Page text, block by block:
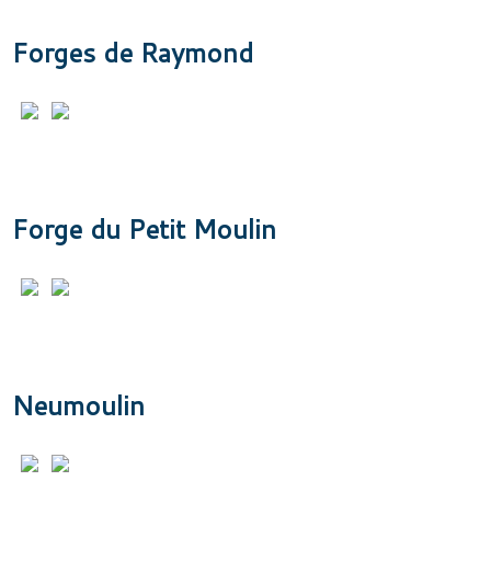
Forges de Raymond
Forge du Petit Moulin
Neumoulin